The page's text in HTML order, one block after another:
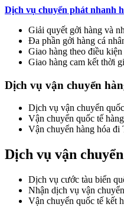
Dịch vụ chuyển phát nhanh
Giải quyết gởi hàng và
Đa phần gởi hàng cá
Giao hàng theo điều
Giao hàng cam kết thời
Dịch vụ vận chuyển
Dịch vụ vận chuyển
Vận chuyển quốc tế
Vận chuyển hàng hóa
Dịch vụ vận
Dịch vụ cước tàu biển
Nhận dịch vụ vận
Vận chuyển quốc tế kết